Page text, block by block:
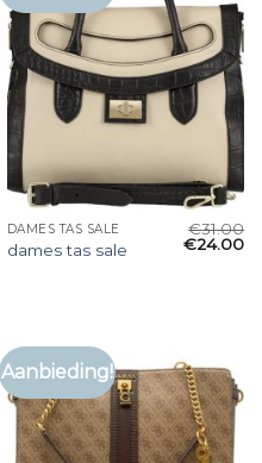
DAMES TAS SALE
dames tas sale
€31.00
€24.00
Aanbieding!